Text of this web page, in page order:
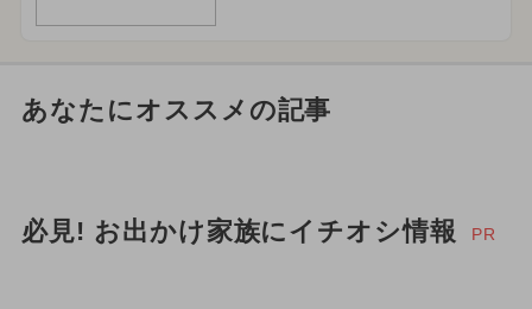
あなたにオススメの記事
必見! お出かけ家族にイチオシ情報 PR